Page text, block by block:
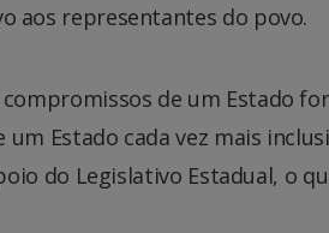
aos representantes do povo.
de um Estado
Estado cada vez mais
do Legislativo Estadual, o